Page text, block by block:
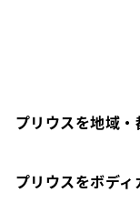
プリウスを地域
プリウスをボデ